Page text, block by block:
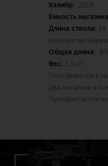
Калибр: .22LR
Емкость
Длина ствола:
Количество
Общая длина:
Вес: 2,5 кг
Поставляется в
Два магазина в
Приобретается